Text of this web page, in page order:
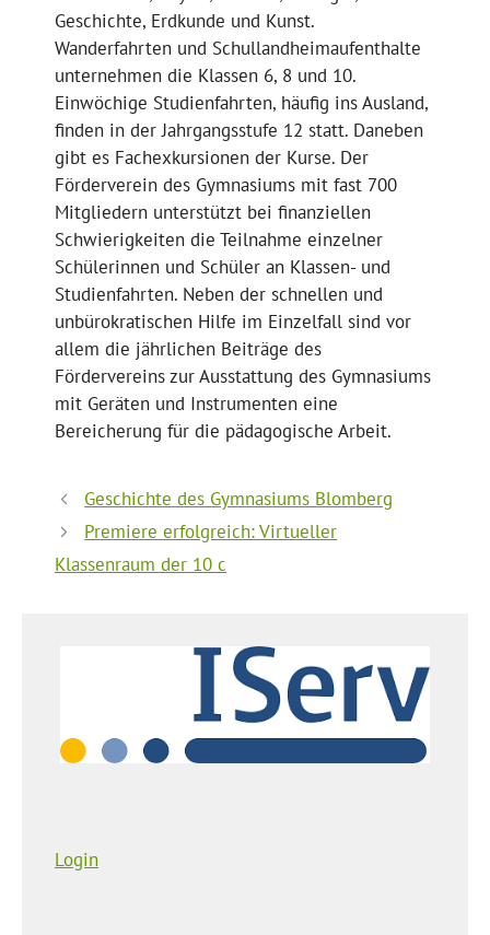
Geschichte, Erdkunde und Kunst.
Wanderfahrten und Schullandheimaufenthalte
unternehmen die Klassen 6, 8 und 10.
Einwöchige Studienfahrten, häufig ins Ausland,
finden in der Jahrgangsstufe 12 statt. Daneben
gibt es Fachexkursionen der Kurse. Der
Förderverein des Gymnasiums mit fast 700
Mitgliedern unterstützt bei finanziellen
Schwierigkeiten die Teilnahme einzelner
Schülerinnen und Schüler an Klassen- und
Studienfahrten. Neben der schnellen und
unbürokratischen Hilfe im Einzelfall sind vor
allem die jährlichen Beiträge des
Fördervereins zur Ausstattung des Gymnasiums
mit Geräten und Instrumenten eine
Bereicherung für die pädagogische Arbeit.
Geschichte des Gymnasiums Blomberg
Premiere erfolgreich: Virtueller
Klassenraum der 10 c
Login